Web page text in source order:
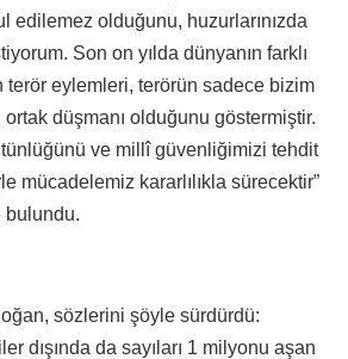
edilemez olduğunu, huzurlarınızda
Son on yılda dünyanın farklı
terör eylemleri, terörün sadece bizim
ortak düşmanı olduğunu göstermiştir.
ve millî güvenliğimizi tehdit
mücadelemiz kararlılıkla sürecektir”
bulundu.
sözlerini şöyle sürdürdü:
dışında da sayıları 1 milyonu aşan